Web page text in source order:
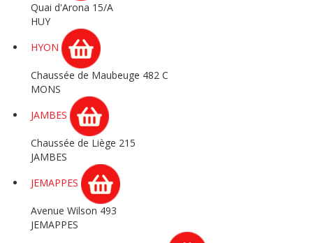
Quai d'Arona 15/A
HUY
HYON
Chaussée de Maubeuge 482 C
MONS
JAMBES
Chaussée de Liège 215
JAMBES
JEMAPPES
Avenue Wilson 493
JEMAPPES